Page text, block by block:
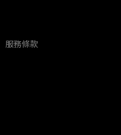
服務條款